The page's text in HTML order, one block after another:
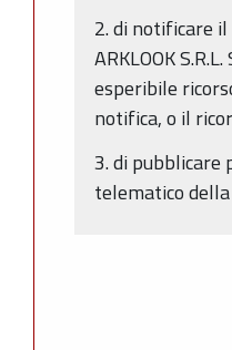
2. di notificare
ARKLOOK
esperibile
notifica, o il
3. di
telematico